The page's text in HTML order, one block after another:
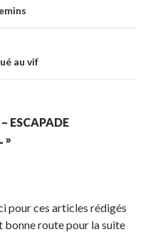
au vif
ESCAPADE
»
pour ces articles rédigés
bonne route pour la suite